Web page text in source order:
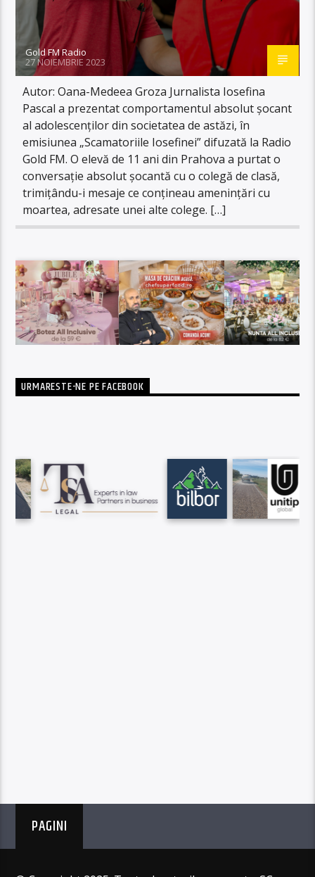
Gold FM Radio
27 NOIEMBRIE 2023
Autor: Oana-Medeea Groza Jurnalista Iosefina
Pascal a prezentat comportamentul absolut șocant
al adolescenților din societatea de astăzi, în
emisiunea „Scamatoriile Iosefinei” difuzată la Radio
Gold FM. O elevă de 11 ani din Prahova a purtat o
conversație absolut șocantă cu o colegă de clasă,
trimițându-i mesaje ce conțineau amenințări cu
moartea, adresate unei alte colege. […]
URMARESTE-NE PE FACEBOOK
PAGINI